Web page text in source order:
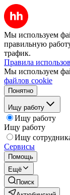
Мы используем
правильную
трафик.
Правила
Мы используем
файлов cookie
Понятно
Ищу работу
Ищу работу
Ищу работу
Ищу
Сервисы
Помощь
Ещё
Поиск